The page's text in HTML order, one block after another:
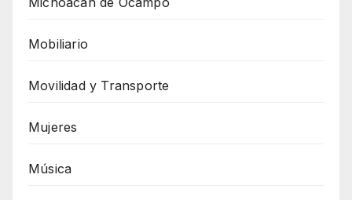
Mobiliario
Movilidad y Transporte
Mujeres
Música